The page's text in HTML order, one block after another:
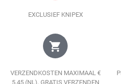
EXCLUSIEF KNIPEX
shopping_cart
VERZENDKOSTEN MAXIMAAL €
5,45 (NL), GRATIS VERZENDEN